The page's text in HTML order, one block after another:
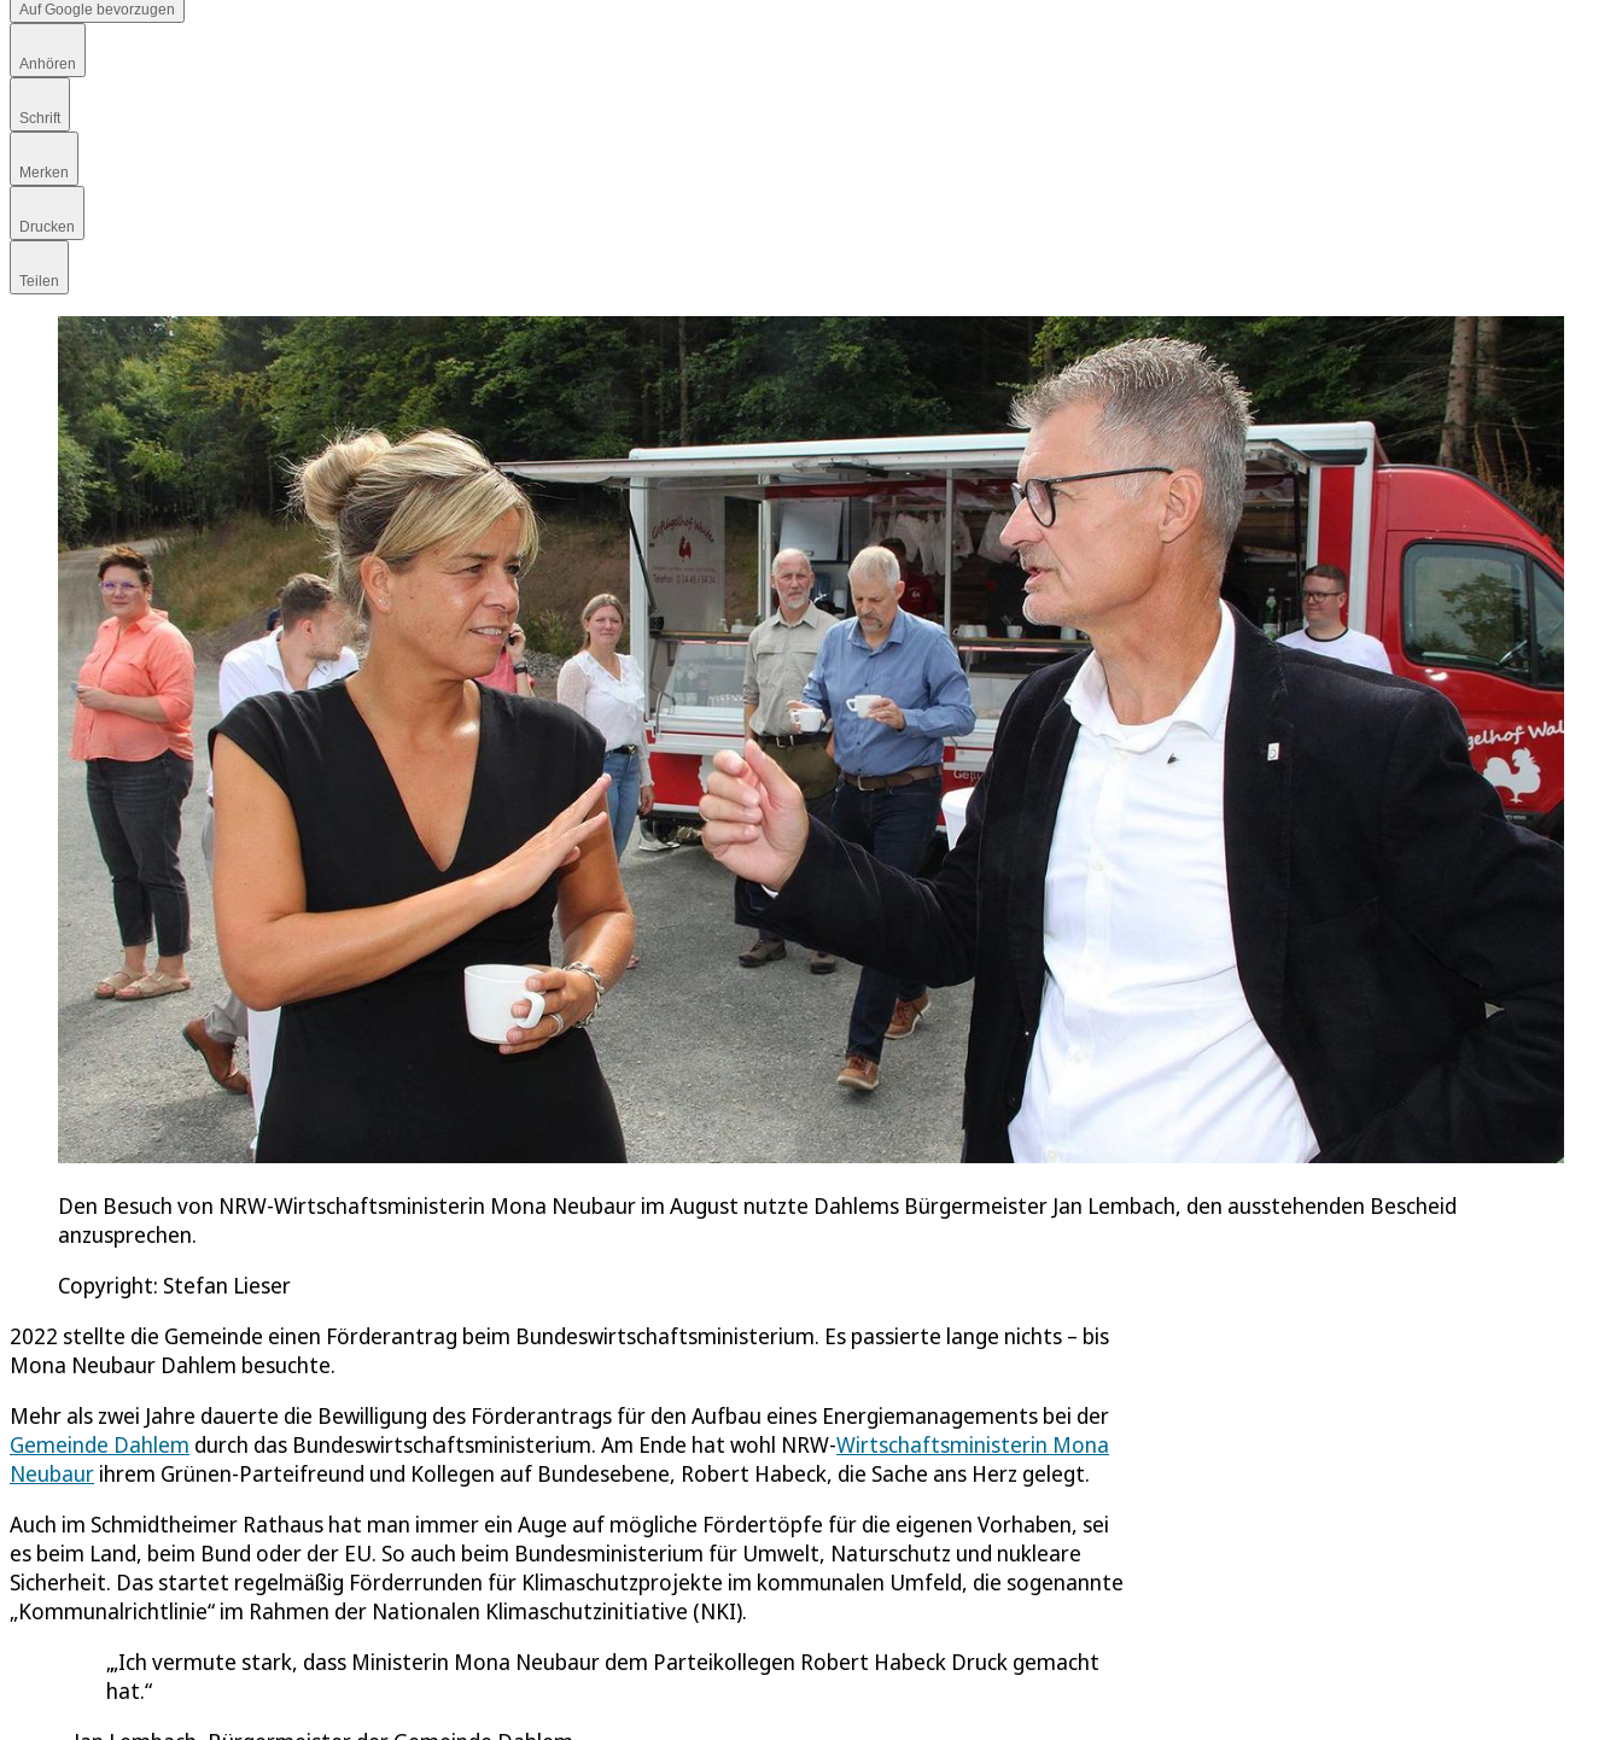
Auf Google bevorzugen
Anhören
Schrift
Merken
Drucken
Teilen
Den Besuch von NRW-Wirtschaftsministerin Mona Neubaur im August nutzte Dahlems Bürgermeister Jan Lembach, den ausstehenden Bescheid
anzusprechen.
Copyright: Stefan Lieser
2022 stellte die Gemeinde einen Förderantrag beim Bundeswirtschaftsministerium. Es passierte lange nichts – bis
Mona Neubaur Dahlem besuchte.
Mehr als zwei Jahre dauerte die Bewilligung des Förderantrags für den Aufbau eines Energiemanagements bei der
Gemeinde Dahlem durch das Bundeswirtschaftsministerium. Am Ende hat wohl NRW-Wirtschaftsministerin Mona
Neubaur ihrem Grünen-Parteifreund und Kollegen auf Bundesebene, Robert Habeck, die Sache ans Herz gelegt.
Auch im Schmidtheimer Rathaus hat man immer ein Auge auf mögliche Fördertöpfe für die eigenen Vorhaben, sei
es beim Land, beim Bund oder der EU. So auch beim Bundesministerium für Umwelt, Naturschutz und nukleare
Sicherheit. Das startet regelmäßig Förderrunden für Klimaschutzprojekte im kommunalen Umfeld, die sogenannte
„Kommunalrichtlinie“ im Rahmen der Nationalen Klimaschutzinitiative (NKI).
„Ich vermute stark, dass Ministerin Mona Neubaur dem Parteikollegen Robert Habeck Druck gemacht
hat.